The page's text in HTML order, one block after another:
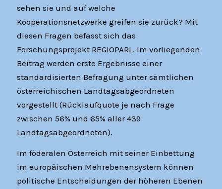
sehen sie und auf welche
Kooperationsnetzwerke greifen sie zurück? Mit
diesen Fragen befasst sich das
Forschungsprojekt REGIOPARL. Im vorliegenden
Beitrag werden erste Ergebnisse einer
standardisierten Befragung unter sämtlichen
österreichischen Landtags­abgeordneten
vorgestellt (Rücklaufquote je nach Frage
zwischen 56% und 65% aller 439
Landtagsabgeordneten).
Im föderalen Österreich mit seiner Einbettung
im europäischen Mehrebenensystem können
politische Entscheidungen der höheren Ebenen